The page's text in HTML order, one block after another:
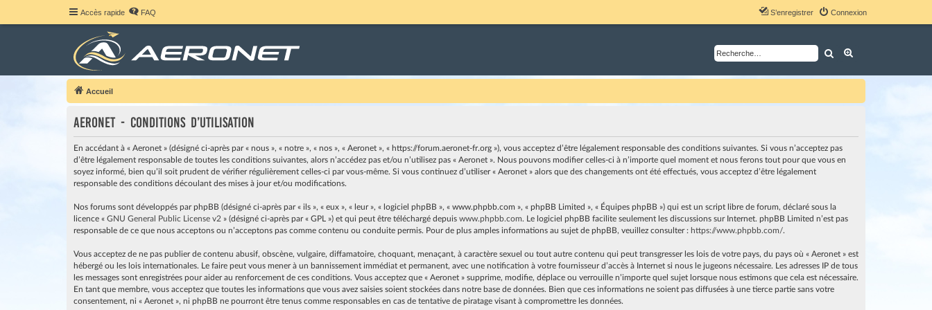
Accès rapide FAQ Connexion
S’enregistrer
Rechercher
Accueil
Aeronet - Conditions d’utilisation
En accédant à « Aeronet » (désigné ci-après par « nous », « notre », « nos », « Aeronet », « https://forum.aeronet-fr.org »), vous acceptez d’être légalement responsable des conditions suivantes. Si vous n’acceptez pas
d’être légalement responsable de toutes les conditions suivantes, alors n’accédez pas et/ou n’utilisez pas « Aeronet ». Nous pouvons modifier celles-ci à n’importe quel moment et nous ferons tout pour que vous en
soyez informé, bien qu’il soit prudent de vérifier régulièrement celles-ci par vous-même. Si vous continuez d’utiliser « Aeronet » alors que des changements ont été effectués, vous acceptez d’être légalement
responsable des conditions découlant des mises à jour et/ou modifications.
Nos forums sont développés par phpBB (désigné ci-après par « ils », « eux », « leur », « logiciel phpBB », « www.phpbb.com », « phpBB Limited », « Équipes phpBB ») qui est un script libre de forum, déclaré sous la
licence « GNU General Public License v2 » (désigné ci-après par « GPL ») et qui peut être téléchargé depuis www.phpbb.com. Le logiciel phpBB facilite seulement les discussions sur Internet. phpBB Limited n’est pas
responsable de ce que nous acceptons ou n’acceptons pas comme contenu ou conduite permis. Pour de plus amples informations au sujet de phpBB, veuillez consulter : https://www.phpbb.com/.
Vous acceptez de ne pas publier de contenu abusif, obscène, vulgaire, diffamatoire, choquant, menaçant, à caractère sexuel ou tout autre contenu qui peut transgresser les lois de votre pays, du pays où « Aeronet » est
hébergé ou les lois internationales. Le faire peut vous mener à un bannissement immédiat et permanent, avec une notification à votre fournisseur d’accès à Internet si nous le jugeons nécessaire. Les adresses IP de tous
les messages sont enregistrées pour aider au renforcement de ces conditions. Vous acceptez que « Aeronet » supprime, modifie, déplace ou verrouille n’importe quel sujet lorsque nous estimons que cela est nécessaire.
En tant que membre, vous acceptez que toutes les informations que vous avez saisies soient stockées dans notre base de données. Bien que ces informations ne soient pas diffusées à une tierce partie sans votre
consentement, ni « Aeronet », ni phpBB ne pourront être tenus comme responsables en cas de tentative de piratage visant à compromettre les données.